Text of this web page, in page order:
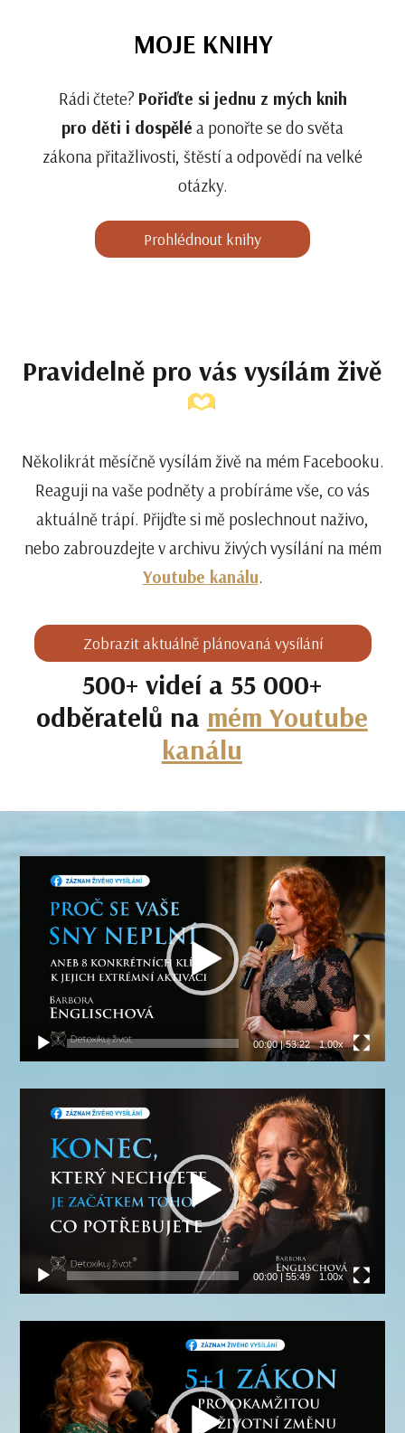
MOJE KNIHY
Rádi čtete? Pořiďte si jednu z mých knih
pro děti i dospělé a ponořte se do světa
zákona přitažlivosti, štěstí a odpovědí na velké
otázky.
Prohlédnout knihy
Pravidelně pro vás vysílám živě
Několikrát měsíčně vysílám živě na mém Facebooku.
Reaguji na vaše podněty a probíráme vše, co vás
aktuálně trápí. Přijďte si mě poslechnout naživo,
nebo zabrouzdejte v archivu živých vysílání na mém
Youtube kanálu.
Zobrazit aktuálně plánovaná vysílání
500+ videí a 55 000+
odběratelů na mém Youtube
kanálu
Video
přehrávač
00:00|53:22 1.00x
Video
00:00| 55:49 1.00x
přehrávač